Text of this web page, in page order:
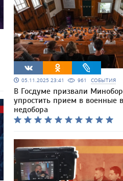
05.11.2025 23:41 961 СОБЫТИЯ
В Госдуме призвали
упростить прием в военные
недобора